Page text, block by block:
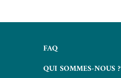
FAQ
QUI SOMMES-NOUS ?